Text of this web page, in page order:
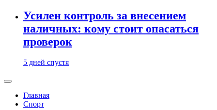
Усилен контроль за внесением
наличных: кому стоит опасаться
проверок
5 дней спустя
Главная
Спорт